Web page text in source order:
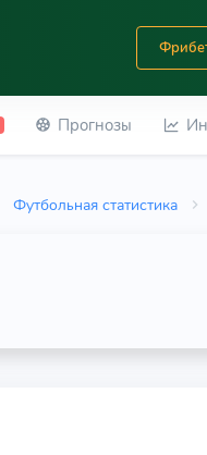
Прогнозы
Футбольная статистика